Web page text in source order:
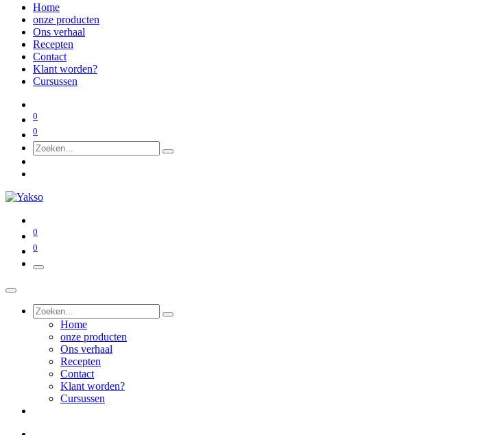
Home
onze producten
Ons verhaal
Recepten
Contact
Klant worden?
Cursussen
0
0
0
0
Home
onze producten
Ons verhaal
Recepten
Contact
Klant worden?
Cursussen